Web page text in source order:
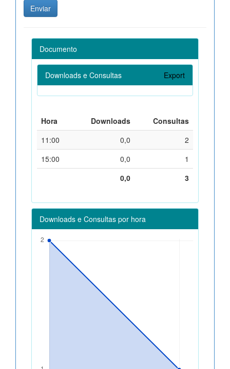
Documento
Downloads e Consultas Export
Hora Downloads
Consultas
11:00
0,0
2
15:00
0,0
1
0,0
3
Downloads e Consultas por hora